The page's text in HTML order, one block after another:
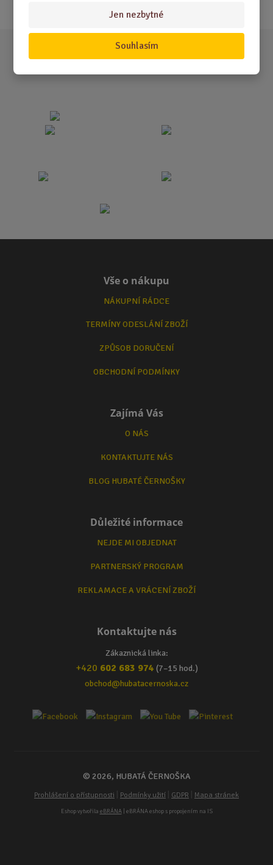
Jen nezbytné
Souhlasím
Vše o nákupu
NÁKUPNÍ RÁDCE
TERMÍNY ODESLÁNÍ ZBOŽÍ
ZPŮSOB DORUČENÍ
OBCHODNÍ PODMÍNKY
Zajímá Vás
O NÁS
KONTAKTUJTE NÁS
BLOG HUBATÉ ČERNOŠKY
Důležité informace
NEJDE MI OBJEDNAT
PARTNERSKÝ PROGRAM
REKLAMACE A VRÁCENÍ ZBOŽÍ
Kontaktujte nás
Zákaznická linka:
+420 602 683 974 (7–15 hod.)
obchod@hubatacernoska.cz
© 2026, HUBATÁ ČERNOŠKA
Prohlášení o přístupnosti Podmínky užití GDPR Mapa stránek
Eshop vytvořila eBRÁNA| eBRÁNA eshop s propojením na IS